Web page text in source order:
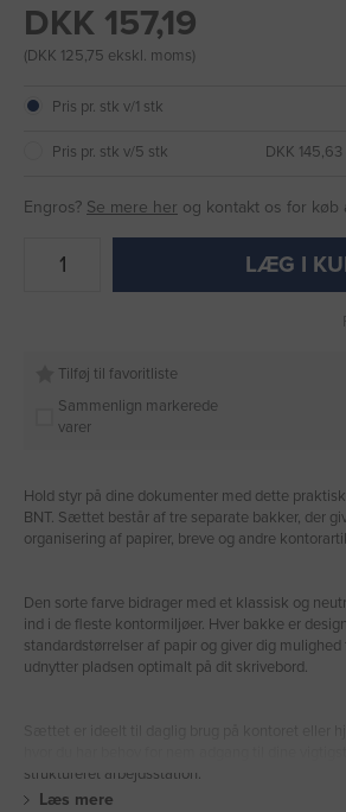
DKK 157,19
(DKK 125,75 ekskl. moms)
Pris pr. stk v/1 stk
Pris pr. stk v/5 stk DKK
Engros? Se mere her og kontakt os for
LÆG I
Tilføj til favoritliste
Sammenlign markerede
varer
Hold styr på dine dokumenter med dette
BNT. Sættet består af tre separate bakker, der
organisering af papirer, breve og andre
Den sorte farve bidrager med et klassisk og
ind i de fleste kontormiljøer. Hver bakke er
standardstørrelser af papir og giver dig
udnytter pladsen optimalt på dit skrivebord.
struktureret arbejdsstation.
Læs mere